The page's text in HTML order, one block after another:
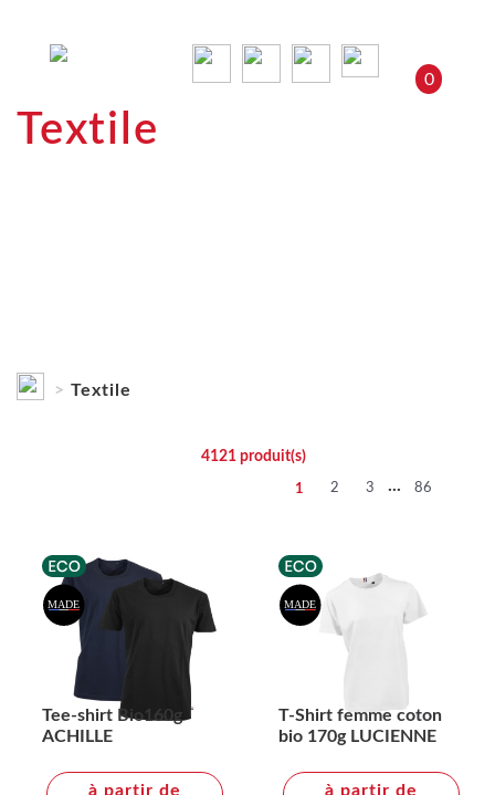
0
Textile
Textile
4121produit(s)
1 2 3 ... 86
Tee-shirt Bio160g
ACHILLE
à partir de
T-Shirt femme coton
bio 170g LUCIENNE
à partir de